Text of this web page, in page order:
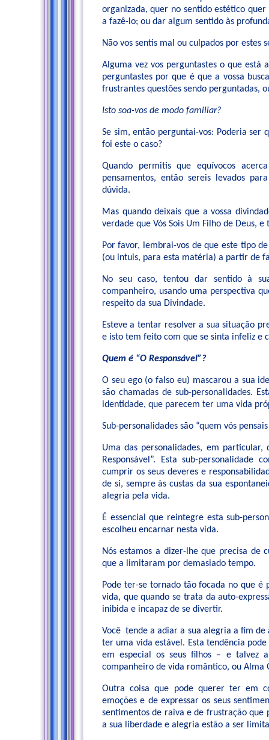
organizada, quer no sentido estético
a fazê-lo; ou dar algum sentido às
Não vos sentis mal ou culpados por
Alguma vez vos perguntastes o que está
perguntastes por que é que a vossa
frustrantes questões sendo perguntadas,
Isto soa-vos de modo familiar?
Se sim, então perguntai-vos: Poderia ser
foi este o caso?
Quando permitis que equívocos
pensamentos, então sereis levados
dúvida.
Mas quando deixais que a vossa
verdade que Vós Sois Um Filho de Deus, e
Por favor, lembrai-vos de que este tipo
(ou intuis, para esta matéria) a partir de
No seu caso, tentou dar sentido à
companheiro, usando uma perspectiva
respeito da sua Divindade.
Esteve a tentar resolver a sua situação
e isto tem feito com que se sinta infeliz e
Quem é “O Responsável”?
O seu ego (o falso eu) mascarou a sua
são chamadas de sub-personalidades.
identidade, que parecem ter uma vida
Sub-personalidades são “quem vós
Uma das personalidades, em
Responsável”. Esta sub-personalidade
cumprir os seus deveres e
de si, sempre às custas da sua
alegria pela vida.
É essencial que reintegre esta sub-
escolheu encarnar nesta vida.
Nós estamos a dizer-lhe que precisa de
que a limitaram por demasiado tempo.
Pode ter-se tornado tão focada no que é
vida, que quando se trata da auto-
inibida e incapaz de se divertir.
Você tende a adiar a sua alegria a fim
ter uma vida estável. Esta tendência
em especial os seus filhos – e talvez
companheiro de vida romântico, ou Alma
Outra coisa que pode querer ter em
emoções e de expressar os seus
sentimentos de raiva e de frustração que
a sua liberdade e alegria estão a ser